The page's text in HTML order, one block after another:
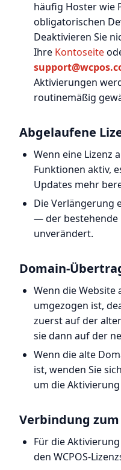
häufig Hoster wie
obligatorischen
Deaktivieren Sie
Ihre Kontoseite
Aktivierungen
routinemäßig
Abgelaufene
Wenn eine Lizenz
Funktionen aktiv,
Updates mehr
Die Verlängerung
— der bestehende
unverändert.
Domain-
Wenn die Website
umgezogen ist,
zuerst auf der
sie dann auf der
Wenn die alte
ist, wenden Sie
um die
Verbindung
Für die
den WCPOS-